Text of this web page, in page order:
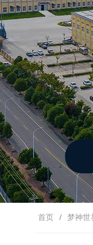
喜
艾
首页 / 梦神世